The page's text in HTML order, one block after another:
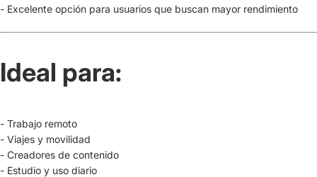
- Excelente opción para usuarios que buscan mayor rendimiento
Ideal para:
- Trabajo remoto
- Viajes y movilidad
- Creadores de contenido
- Estudio y uso diario